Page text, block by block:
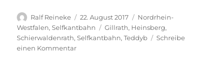
Autor
Ralf Reineke
Veröffentlicht
am
22. August 2017 Kategorien
Nordrhein-
Westfalen,Selfkantbahn Schlagwörter
Gillrath, Heinsberg,
Schierwaldenrath,Selfkantbahn,Teddyb
Schreibe
einen Kommentarzu